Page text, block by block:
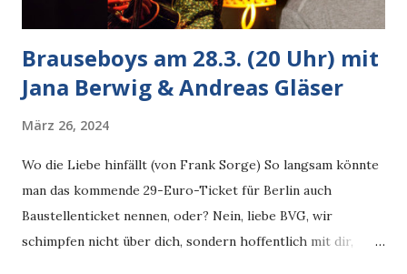
Brauseboys am 28.3. (20 Uhr) mit
Jana Berwig & Andreas Gläser
März 26, 2024
Wo die Liebe hinfällt (von Frank Sorge) So langsam könnte
man das kommende 29-Euro-Ticket für Berlin auch
Baustellenticket nennen, oder? Nein, liebe BVG, wir
schimpfen nicht über dich, sondern hoffentlich mit dir,